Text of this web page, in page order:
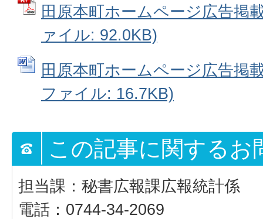
田原本町ホームページ広告掲
ァイル: 92.0KB)
田原本町ホームページ広告掲
ファイル: 16.7KB)
この記事に関するお
担当課：秘書広報課広報統計係
電話：0744-34-2069